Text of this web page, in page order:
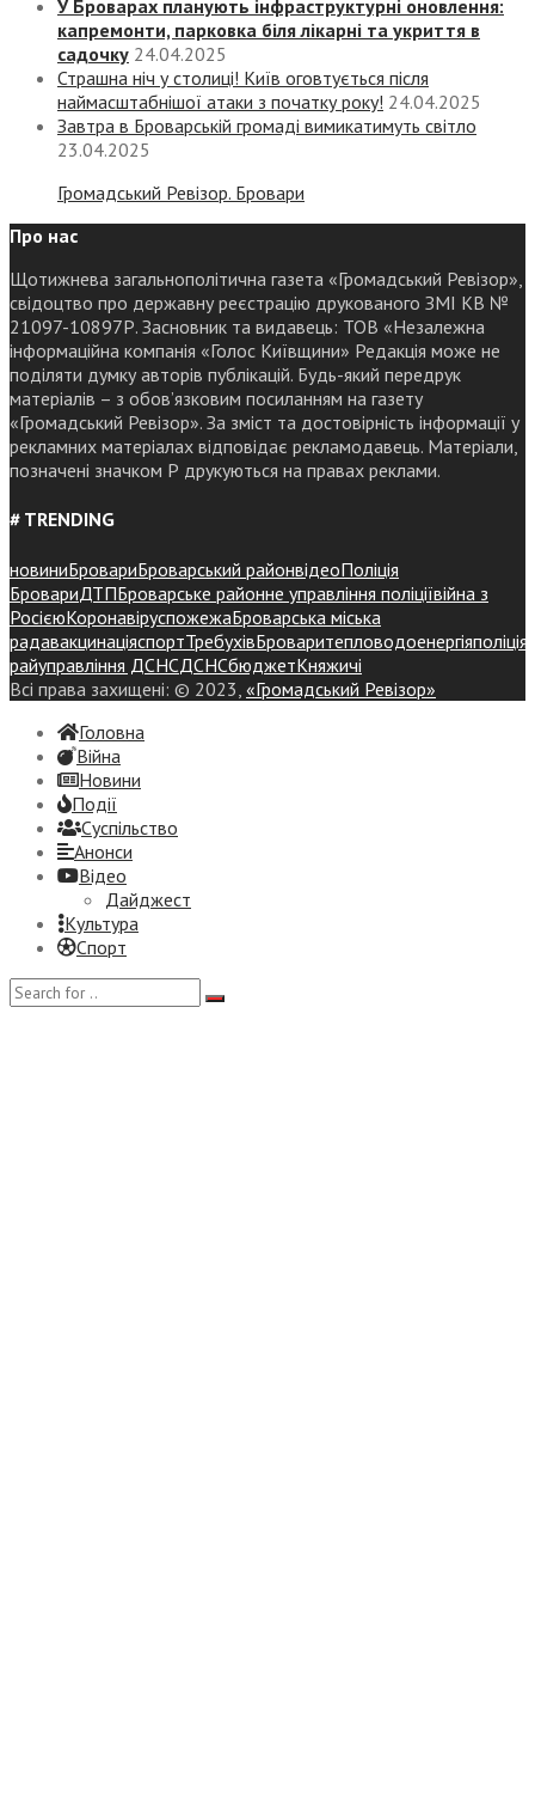
У Броварах планують інфраструктурні оновлення:
капремонти, парковка біля лікарні та укриття в
садочку 24.04.2025
Страшна ніч у столиці! Київ оговтується після
наймасштабнішої атаки з початку року! 24.04.2025
Завтра в Броварській громаді вимикатимуть світло
23.04.2025
Громадський Ревізор. Бровари
Про нас
Щотижнева загальнополітична газета «Громадський Ревізор»,
свідоцтво про державну реєстрацію друкованого ЗМІ КВ №
21097-10897Р. Засновник та видавець: ТОВ «Незалежна
інформаційна компанія «Голос Київщини» Редакція може не
поділяти думку авторів публікацій. Будь-який передрук
матеріалів – з обов’язковим посиланням на газету
«Громадський Ревізор». За зміст та достовірність інформації у
рекламних матеріалах відповідає рекламодавець. Матеріали,
позначені значком Р друкуються на правах реклами.
# TRENDING
новиниБровариБроварський районвідеоПоліція
БровариДТПБроварське районне управління поліціївійна з
РосієюКоронавіруспожежаБроварська міська
радавакцинаціяспортТребухівБроваритепловодоенергіяполіція
райуправління ДСНСДСНСбюджетКняжичі
Всі права захищені: © 2023, «Громадський Ревізор»
Головна
Війна
Новини
Події
Суспiльство
Анонси
Відео
Дайджест
Культура
Спорт